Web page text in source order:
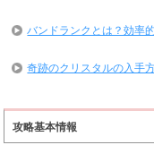
バンドランクとは？効率
奇跡のクリスタルの入手
攻略基本情報